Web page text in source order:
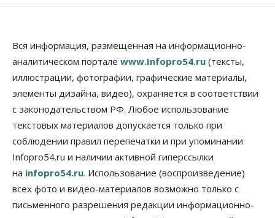
45 дней
10 Августа 2026, 14:45
Недвижимость
Новосибирску нужны яркие объекты и
градообразующие общественные здания
10 Августа 2026, 14:30
Общество
Предложения по строительству частных
бомбоубежищ появились на российском рынке
10 Августа 2026, 14:00
В Новосибирске сформировалось
Вся информация, размещенная на информационно-
аналитическом портале www.Infopro54.ru (тексты,
иллюстрации, фотографии, графические материалы,
элементы дизайна, видео), охраняется в соответствии
с законодательством РФ. Любое использование
текстовых материалов допускается только при
соблюдении правил перепечатки и при упоминании
Infopro54.ru и наличии активной гиперссылки
на infopro54.ru. Использование (воспроизведение)
всех фото и видео-материалов возможно только с
письменного разрешения редакции информационно-